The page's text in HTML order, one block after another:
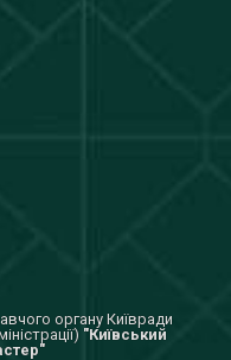
органу Київради
"Київський